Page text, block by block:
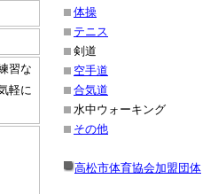
習な
軽に
体操
テニス
剣道
空手道
合気道
水中ウォーキング
その他
高松市体育協会加盟団体